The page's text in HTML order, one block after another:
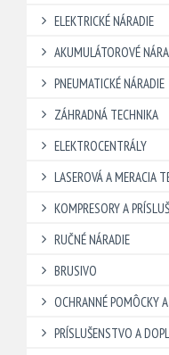
ELEKTRICKÉ NÁRADIE
AKUMULÁTOROVÉ
PNEUMATICKÉ NÁRADIE
ZÁHRADNÁ TECHNIKA
ELEKTROCENTRÁLY
LASEROVÁ A MERACIA
KOMPRESORY A
RUČNÉ NÁRADIE
BRUSIVO
OCHRANNÉ POMÔCKY
PRÍSLUŠENSTVO A